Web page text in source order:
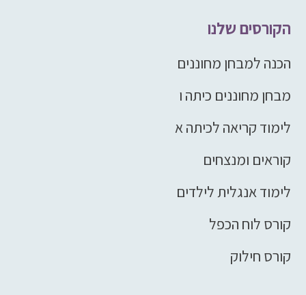
הקורסים שלנו
הכנה למבחן מחוננים
מבחן מחוננים כיתה ו
לימוד קריאה לכיתה א
קוראים ומנצחים
לימוד אנגלית לילדים
קורס לוח הכפל
קורס חילוק